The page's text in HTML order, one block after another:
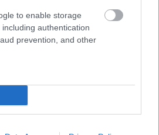
to enable storage
authentication
prevention, and other
bővítik
téri felüljárón